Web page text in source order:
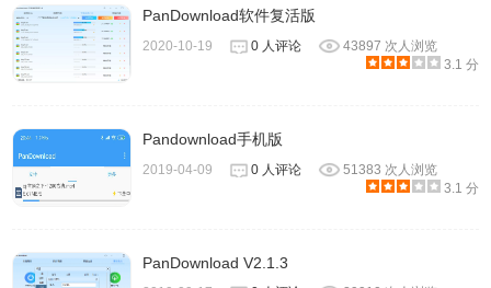
PanDownload软件复活版
2020-10-19 0 人评论
43897 次人浏览
3.1 分
Pandownload手机版
2019-04-09 0 人评论
51383 次人浏览
3.1 分
PanDownload V2.1.3